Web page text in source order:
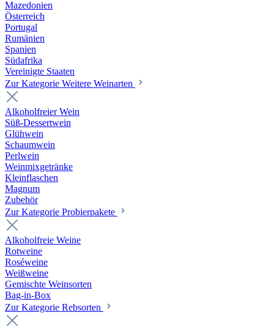
Mazedonien
Österreich
Portugal
Rumänien
Spanien
Südafrika
Vereinigte Staaten
Zur Kategorie Weitere Weinarten
Alkoholfreier Wein
Süß-Dessertwein
Glühwein
Schaumwein
Perlwein
Weinmixgetränke
Kleinflaschen
Magnum
Zubehör
Zur Kategorie Probierpakete
Alkoholfreie Weine
Rotweine
Roséweine
Weißweine
Gemischte Weinsorten
Bag-in-Box
Zur Kategorie Rebsorten